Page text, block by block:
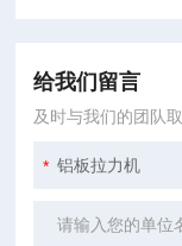
给我们留言
及时与我们的团队